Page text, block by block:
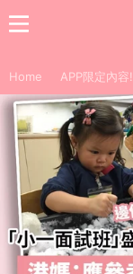
Home APP限定內容!